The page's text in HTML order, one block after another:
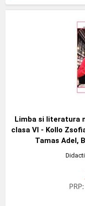
Limba si literatura
clasa VI - Kollo
Tamas Adel,
PRP: